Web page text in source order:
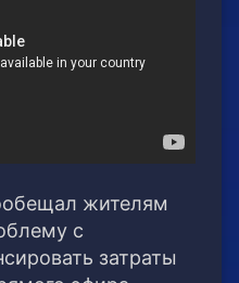
жителям
с
затраты